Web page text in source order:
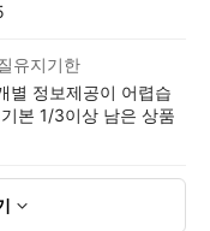
유지기한
별 정보제공이 어렵습
본 1/3이상 남은 상품